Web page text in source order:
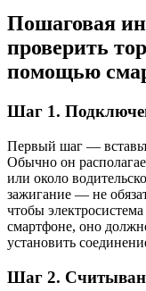
Пошаговая
проверить
помощью
Шаг 1.
Первый шаг —
Обычно он
или около
зажигание — не
чтобы
смартфоне, оно
установить
Шаг 2.